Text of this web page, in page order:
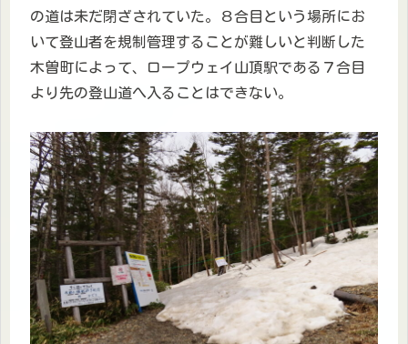
の道は未だ閉ざされていた。８合目という場所にお
いて登山者を規制管理することが難しいと判断した
木曽町によって、ロープウェイ山頂駅である７合目
より先の登山道へ入ることはできない。